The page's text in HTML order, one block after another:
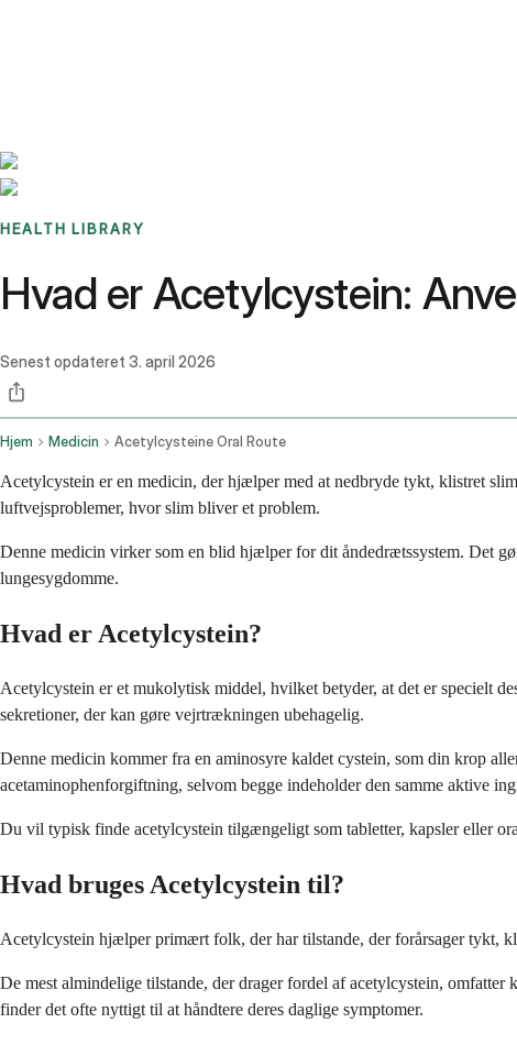
HEALTH LIBRARY
Hvad er Acetylcystein:
Senest opdateret 3. april 2026
Hjem Medicin Acetylcysteine Oral Route
Acetylcystein er en medicin, der hjælper med at nedbryde tykt, klistret
luftvejsproblemer, hvor slim bliver et problem.
Denne medicin virker som en blid hjælper for dit åndedrætssystem. Det
lungesygdomme.
Hvad er Acetylcystein?
Acetylcystein er et mukolytisk middel, hvilket betyder, at det er specielt
sekretioner, der kan gøre vejrtrækningen ubehagelig.
Denne medicin kommer fra en aminosyre kaldet cystein, som din krop
acetaminophenforgiftning, selvom begge indeholder den samme aktive
Du vil typisk finde acetylcystein tilgængeligt som tabletter, kapsler eller
Hvad bruges Acetylcystein til?
Acetylcystein hjælper primært folk, der har tilstande, der forårsager tykt,
De mest almindelige tilstande, der drager fordel af acetylcystein,
finder det ofte nyttigt til at håndtere deres daglige symptomer.